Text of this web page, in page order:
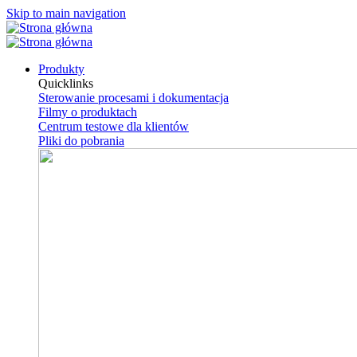
Skip to main navigation
Produkty
Quicklinks
Sterowanie procesami i dokumentacja
Filmy o produktach
Centrum testowe dla klientów
Pliki do pobrania